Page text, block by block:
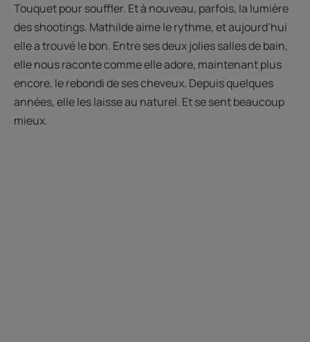
Touquet pour souffler. Et à nouveau, parfois, la lumière
des shootings. Mathilde aime le rythme, et aujourd’hui
elle a trouvé le bon. Entre ses deux jolies salles de bain,
elle nous raconte comme elle adore, maintenant plus
encore, le rebondi de ses cheveux. Depuis quelques
années, elle les laisse au naturel. Et se sent beaucoup
mieux.